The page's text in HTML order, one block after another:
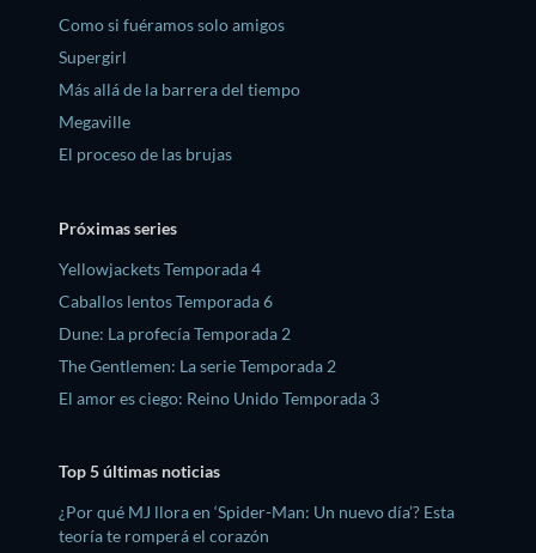
Como si fuéramos solo amigos
Supergirl
Más allá de la barrera del tiempo
Megaville
El proceso de las brujas
Próximas series
Yellowjackets Temporada 4
Caballos lentos Temporada 6
Dune: La profecía Temporada 2
The Gentlemen: La serie Temporada 2
El amor es ciego: Reino Unido Temporada 3
Top 5 últimas noticias
¿Por qué MJ llora en ‘Spider-Man: Un nuevo día’? Esta
teoría te romperá el corazón